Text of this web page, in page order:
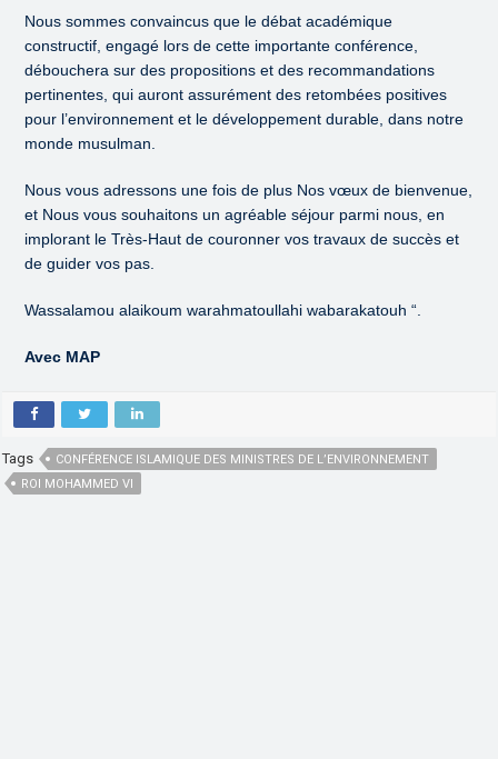
Nous sommes convaincus que le débat académique
constructif, engagé lors de cette importante conférence,
débouchera sur des propositions et des recommandations
pertinentes, qui auront assurément des retombées positives
pour l’environnement et le développement durable, dans notre
monde musulman.
Nous vous adressons une fois de plus Nos vœux de bienvenue,
et Nous vous souhaitons un agréable séjour parmi nous, en
implorant le Très-Haut de couronner vos travaux de succès et
de guider vos pas.
Wassalamou alaikoum warahmatoullahi wabarakatouh “.
Avec MAP
Tags
CONFÉRENCE ISLAMIQUE DES MINISTRES DE L’ENVIRONNEMENT
ROI MOHAMMED VI